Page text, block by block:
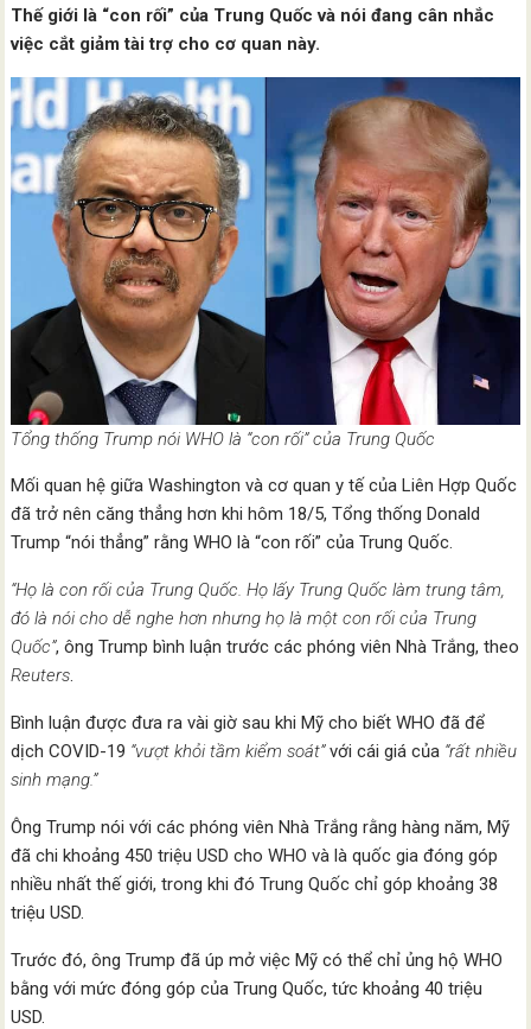
Thế giới là “con rối” của Trung Quốc và nói đang cân nhắc
việc cắt giảm tài trợ cho cơ quan này.
Tổng thống Trump nói WHO là “con rối” của Trung Quốc
Mối quan hệ giữa Washington và cơ quan y tế của Liên Hợp Quốc
đã trở nên căng thẳng hơn khi hôm 18/5, Tổng thống Donald
Trump “nói thẳng” rằng WHO là “con rối” của Trung Quốc.
“Họ là con rối của Trung Quốc. Họ lấy Trung Quốc làm trung tâm,
đó là nói cho dễ nghe hơn nhưng họ là một con rối của Trung
Quốc”, ông Trump bình luận trước các phóng viên Nhà Trắng, theo
Reuters
Bình luận được đưa ra vài giờ sau khi Mỹ cho biết WHO đã để
dịch COVID-19 “vượt khỏi tầm kiểm soát”với cái giá của “rất nhiều
sinh mạng.”
Ông Trump nói với các phóng viên Nhà Trắng rằng hàng năm, Mỹ
đã chi khoảng 450 triệu USD cho WHO và là quốc gia đóng góp
nhiều nhất thế giới, trong khi đó Trung Quốc chỉ góp khoảng 38
triệu USD.
Trước đó, ông Trump đã úp mở việc Mỹ có thể chỉ ủng hộ WHO
bằng với mức đóng góp của Trung Quốc, tức khoảng 40 triệu
USD.